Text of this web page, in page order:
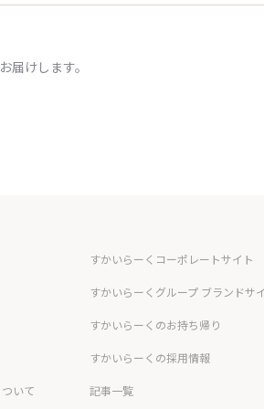
けします。
いて
すかいらーくコーポレートサイト
すかいらーくグループ ブランドサ
すかいらーくのお持ち帰り
すかいらーくの採用情報
記事一覧